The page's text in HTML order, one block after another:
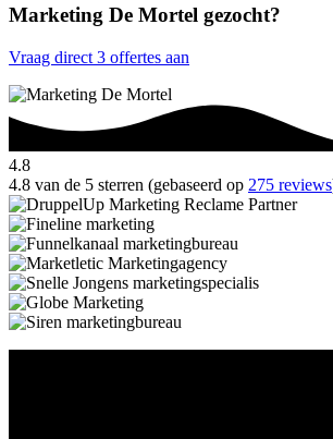
Marketing De Mortel gezocht?
Vraag direct 3 offertes aan
4.8
4.8 van de 5 sterren (gebaseerd op 275 reviews